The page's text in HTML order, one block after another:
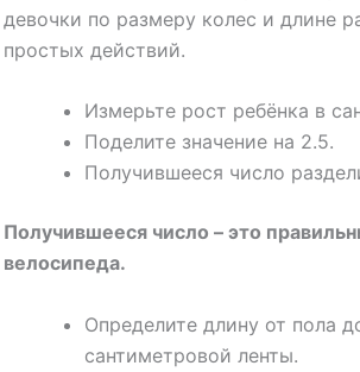
девочки по размеру колес и длине
простых действий.
Измерьте рост ребёнка в
Поделите значение на 2.5.
Получившееся число
Получившееся число – это
велосипеда.
Определите длину от пола
сантиметровой ленты.